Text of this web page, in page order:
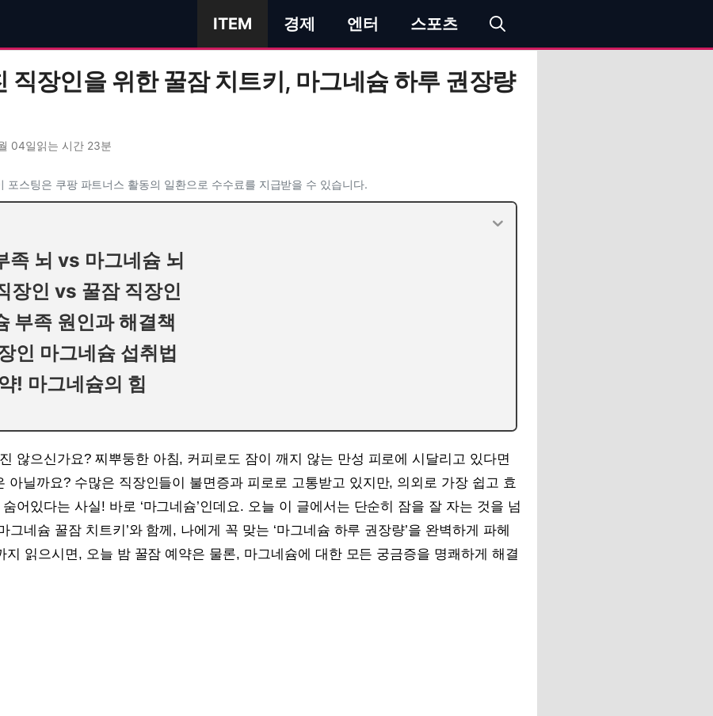
ITEM 경제 엔터 스포츠
직장인을 위한 꿀잠 치트키, 마그네슘 하루 권장량
04일읽는 시간 23분
포스팅은 쿠팡 파트너스 활동의 일환으로 수수료를 지급받을 수 있습니다.
뇌 vs 마그네슘 뇌
장인 vs 꿀잠 직장인
부족 원인과 해결책
인 마그네슘 섭취법
! 마그네슘의 힘
않으신가요? 찌뿌둥한 아침, 커피로도 잠이 깨지 않는 만성 피로에 시달리고 있다면
아닐까요? 수많은 직장인들이 불면증과 피로로 고통받고 있지만, 의외로 가장 쉽고 효
어있다는 사실! 바로 ‘마그네슘’인데요. 오늘 이 글에서는 단순히 잠을 잘 자는 것을 넘
그네슘 꿀잠 치트키’와 함께, 나에게 꼭 맞는 ‘마그네슘 하루 권장량’을 완벽하게 파헤
지 읽으시면, 오늘 밤 꿀잠 예약은 물론, 마그네슘에 대한 모든 궁금증을 명쾌하게 해결